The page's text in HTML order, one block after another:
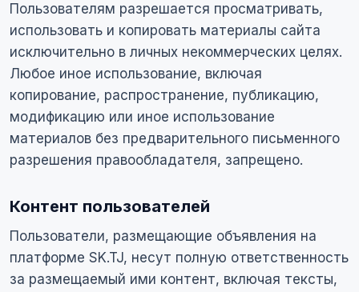
Пользователям разрешается просматривать,
использовать и копировать материалы сайта
исключительно в личных некоммерческих целях.
Любое иное использование, включая
копирование, распространение, публикацию,
модификацию или иное использование
материалов без предварительного письменного
разрешения правообладателя, запрещено.
Контент пользователей
Пользователи, размещающие объявления на
платформе SK.TJ, несут полную ответственность
за размещаемый ими контент, включая тексты,